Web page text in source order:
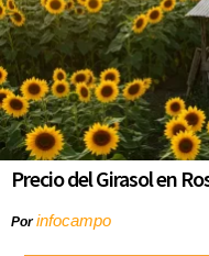
Precio del Girasol en
Porinfocampo